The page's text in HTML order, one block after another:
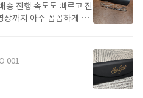
송 진행 속도도 빠르고 진
상까지 아주 꼼꼼하게 찍
001